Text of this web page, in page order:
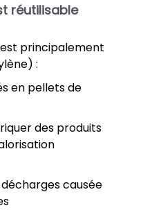
réutilisable
principalement
:
en pellets de
des produits
causée